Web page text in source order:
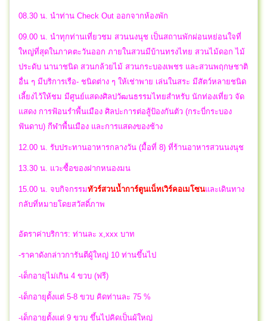
08.30 น. นำท่าน Check Out ออกจากห้องพัก
09.00 น. นำทุกท่านเที่ยวชม สวนนงนุช เป็นสถานพักผ่อนหย่อนใจที่
ใหญ่ที่สุดในภาคตะวันออก ภายในสวนมีบ้านทรงไทย สวนไม้ดอก ไม้
ประดับ นานาชนิด สวนกล้วยไม้ สวนกระบองเพชร และสวนพฤกษชาติ
อื่น ๆ มีบริการเรือ- ชนิดต่าง ๆ ให้เช่าพาย เล่นในสระ มีสัตว์หลายชนิด
เลี้ยงไว้ให้ชม มีศูนย์แสดงศิลปวัฒนธรรมไทยสำหรับ นักท่องเที่ยว จัด
แสดง การฟ้อนรำพื้นเมือง ศิลปะการต่อสู้ป้องกันตัว (กระบี่กระบอง
ฟันดาบ) กีฬาพื้นเมือง และการแสดงของช้าง
12.00 น. รับประทานอาหารกลางวัน (มื้อที่ 8) ที่ร้านอาหารสวนนงนุช
13.30 น. แวะซื้อของฝากหนองมน
15.00 น. จบกิจกรรมทัวร์สวนน้ำการ์ตูนเน็ทเวิร์คอเมโซนและเดินทาง
กลับที่หมายโดยสวัสดิ์ภาพ
อัตราค่าบริการ: ท่านละ x,xxx บาท
-ราคาดังกล่าวการันตีผู้ใหญ่ 10 ท่านขึ้นไป
-เด็กอายุไม่เกิน 4 ขวบ (ฟรี)
-เด็กอายุตั้งแต่ 5-8 ขวบ คิดท่านละ 75 %
-เด็กอายุตั้งแต่ 9 ขวบ ขึ้นไปคิดเป็นผู้ใหญ่